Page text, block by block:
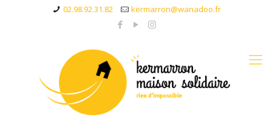
02.98.92.31.82 kermarron@wanadoo.fr